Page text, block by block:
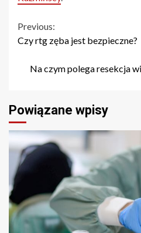
Continue
Previous:
Czy rtg zęba jest bezpieczne?
Na czym polega resekcja
Powiązane wpisy